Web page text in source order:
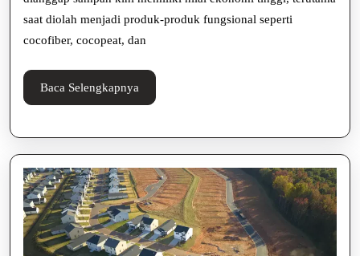
saat diolah menjadi produk-produk fungsional seperti
cocofiber, cocopeat, dan
Baca Selengkapnya
Selengkapnya